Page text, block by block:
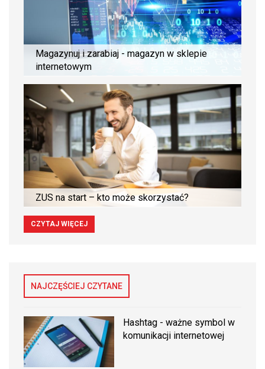
Magazynuj i zarabiaj - magazyn w sklepie
internetowym
ZUS na start – kto może skorzystać?
CZYTAJ WIĘCEJ
NAJCZĘŚCIEJ CZYTANE
Hashtag - ważne symbol w
komunikacji internetowej